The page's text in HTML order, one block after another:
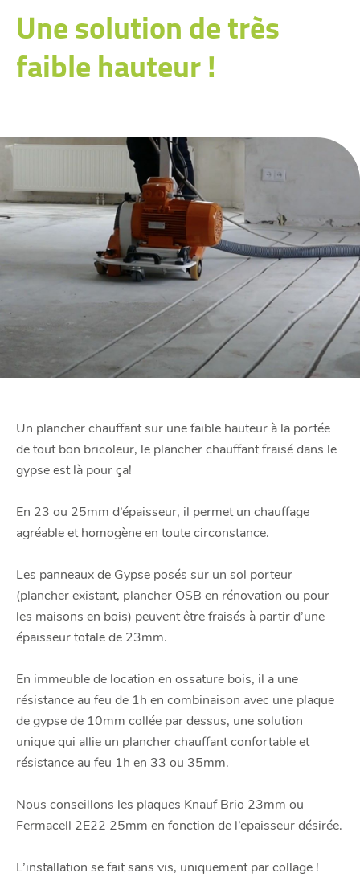
Une solution de très
faible hauteur !
Un plancher chauffant sur une faible hauteur à la portée
de tout bon bricoleur, le plancher chauffant fraisé dans le
gypse est là pour ça!
En 23 ou 25mm d’épaisseur, il permet un chauffage
agréable et homogène en toute circonstance.
Les panneaux de Gypse posés sur un sol porteur
(plancher existant, plancher OSB en rénovation ou pour
les maisons en bois) peuvent être fraisés à partir d’une
épaisseur totale de 23mm.
En immeuble de location en ossature bois, il a une
résistance au feu de 1h en combinaison avec une plaque
de gypse de 10mm collée par dessus, une solution
unique qui allie un plancher chauffant confortable et
résistance au feu 1h en 33 ou 35mm.
Nous conseillons les plaques Knauf Brio 23mm ou
Fermacell 2E22 25mm en fonction de l’epaisseur désirée.
L’installation se fait sans vis, uniquement par collage !